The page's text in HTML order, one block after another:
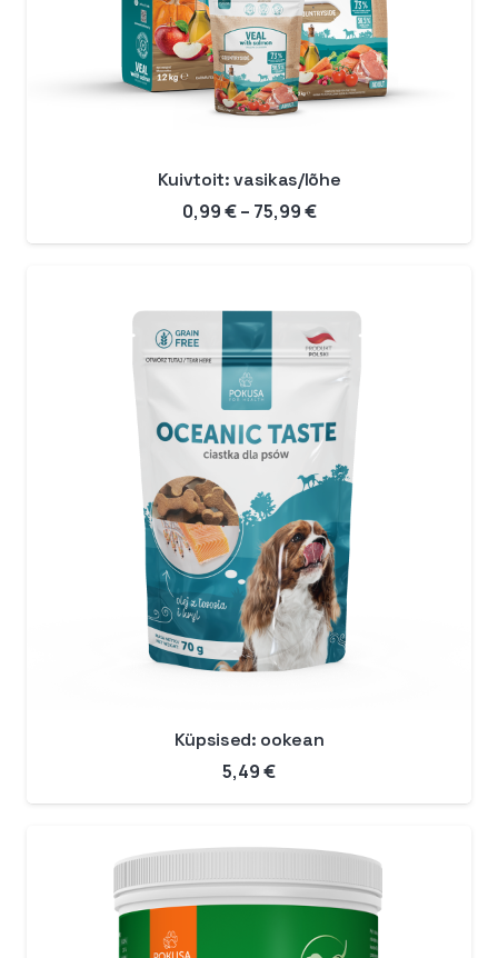
Kuivtoit: vasikas/lõhe
0,99€ – 75,99€Hinnavahemik:
0,99 €
Küpsised: ookean
5,49€